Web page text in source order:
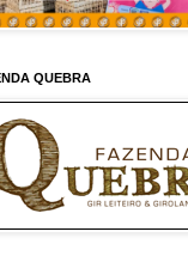
QUEBRA